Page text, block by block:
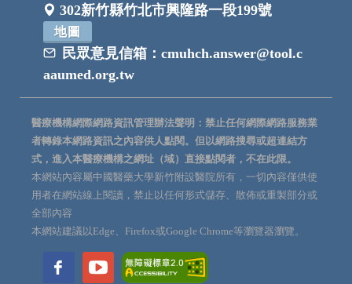
302新竹縣竹北市興隆路一段199號
地圖
民眾意見信箱： cmuhch.answer@tool.c
aaumed.org.tw
醫療機構網際網路資訊管理辦法聲明：禁止任何網際網路服務業
者轉錄本網路資訊之內容供人點閱。但以網路搜尋或超連結方
式，進入本醫療機構之網址（域）直接點閱者，不在此限。
本網站內容屬中國醫藥大學新竹附設醫院所有，一切內容僅供使
用者在網站線上閱讀，禁止以任何形式儲存、散佈或重製部分或
全部內容
本網站建議以Edge、Firefox或Google Chrome等瀏覽器瀏覽。